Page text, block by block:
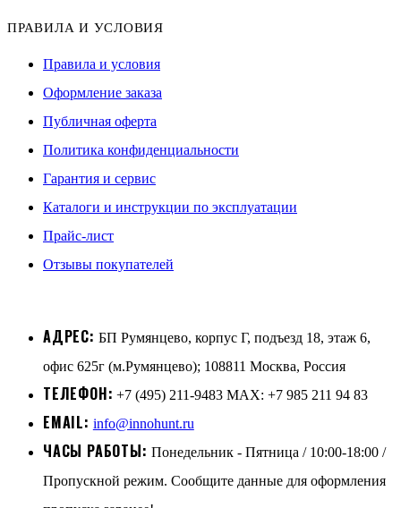
ПРАВИЛА И УСЛОВИЯ
Правила и условия
Оформление заказа
Публичная оферта
Политика конфиденциальности
Гарантия и сервис
Каталоги и инструкции по эксплуатации
Прайс-лист
Отзывы покупателей
АДРЕС: БП Румянцево, корпус Г, подъезд 18, этаж 6,
офис 625г (м.Румянцево); 108811 Москва, Россия
ТЕЛЕФОН: +7 (495) 211-9483 MAX: +7 985 211 94 83
EMAIL: info@innohunt.ru
ЧАСЫ РАБОТЫ: Понедельник - Пятница / 10:00-18:00 /
Пропускной режим. Сообщите данные для оформления